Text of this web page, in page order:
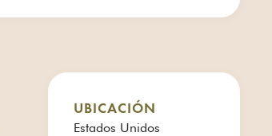
UBICACIÓN
Estados Unidos